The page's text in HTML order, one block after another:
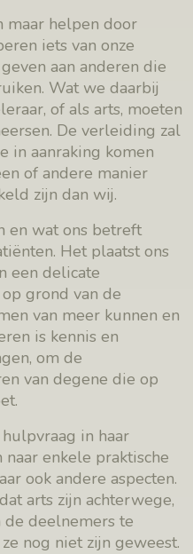
maar helpen door
iets van onze
aan anderen die
Wat we daarbij
of als arts, moeten
De verleiding zal
in aanraking komen
of andere manier
zijn dan wij.
en wat ons betreft
Het plaatst ons
een delicate
grond van de
van meer kunnen en
is kennis en
om de
van degene die op
in haar
enkele praktische
ook andere aspecten.
arts zijn achterwege,
deelnemers te
nog niet zijn geweest.